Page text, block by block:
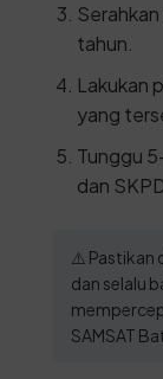
tahun.
Lakukan
yang
Tunggu
dan
⚠️ Pastikan
dan selalu
SAMSAT